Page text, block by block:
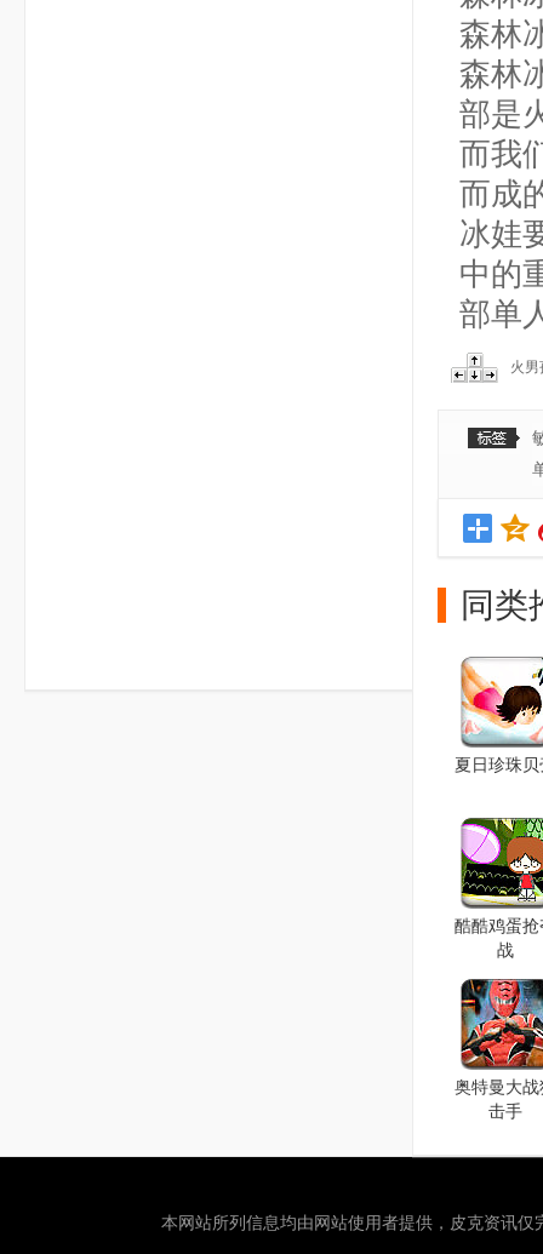
森林
森林
部是
而我
而成
冰娃
中的
部单
火男
同类
夏日珍珠贝
酷酷鸡蛋抢
战
奥特曼大战
击手
本网站所列信息均由网站使用者提供， 皮克资讯仅